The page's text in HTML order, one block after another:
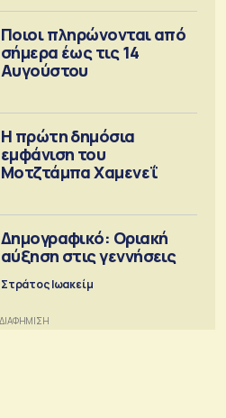
Ποιοι πληρώνονται από
σήμερα έως τις 14
Αυγούστου
Η πρώτη δημόσια
εμφάνιση του
Μοτζτάμπα Χαμενεΐ
Δημογραφικό: Οριακή
αύξηση στις γεννήσεις
Στράτος Ιωακείμ